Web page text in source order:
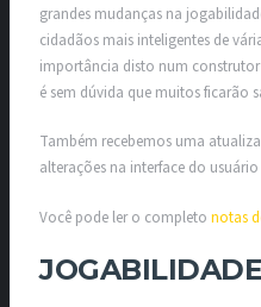
grandes mudanças na
cidadãos mais inteligentes de
importância disto num construtor
é sem dúvida que muitos ficarão
Também recebemos uma
alterações na interface do
Você pode ler o completo notas